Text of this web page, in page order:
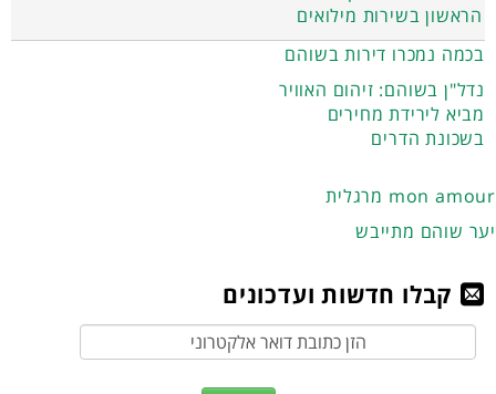
הראשון בשירות מילואים
בכמה נמכרו דירות בשוהם
נדל"ן בשוהם: זיהום האוויר
מביא לירידת מחירים
בשכונת הדרים
מרגלית mon amour
יער שוהם מתייבש
קבלו חדשות ועדכונים